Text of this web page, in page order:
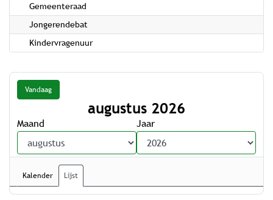
Gemeenteraad
Jongerendebat
Kindervragenuur
Vandaag
augustus 2026
Maand Jaar
Kalender Lijst